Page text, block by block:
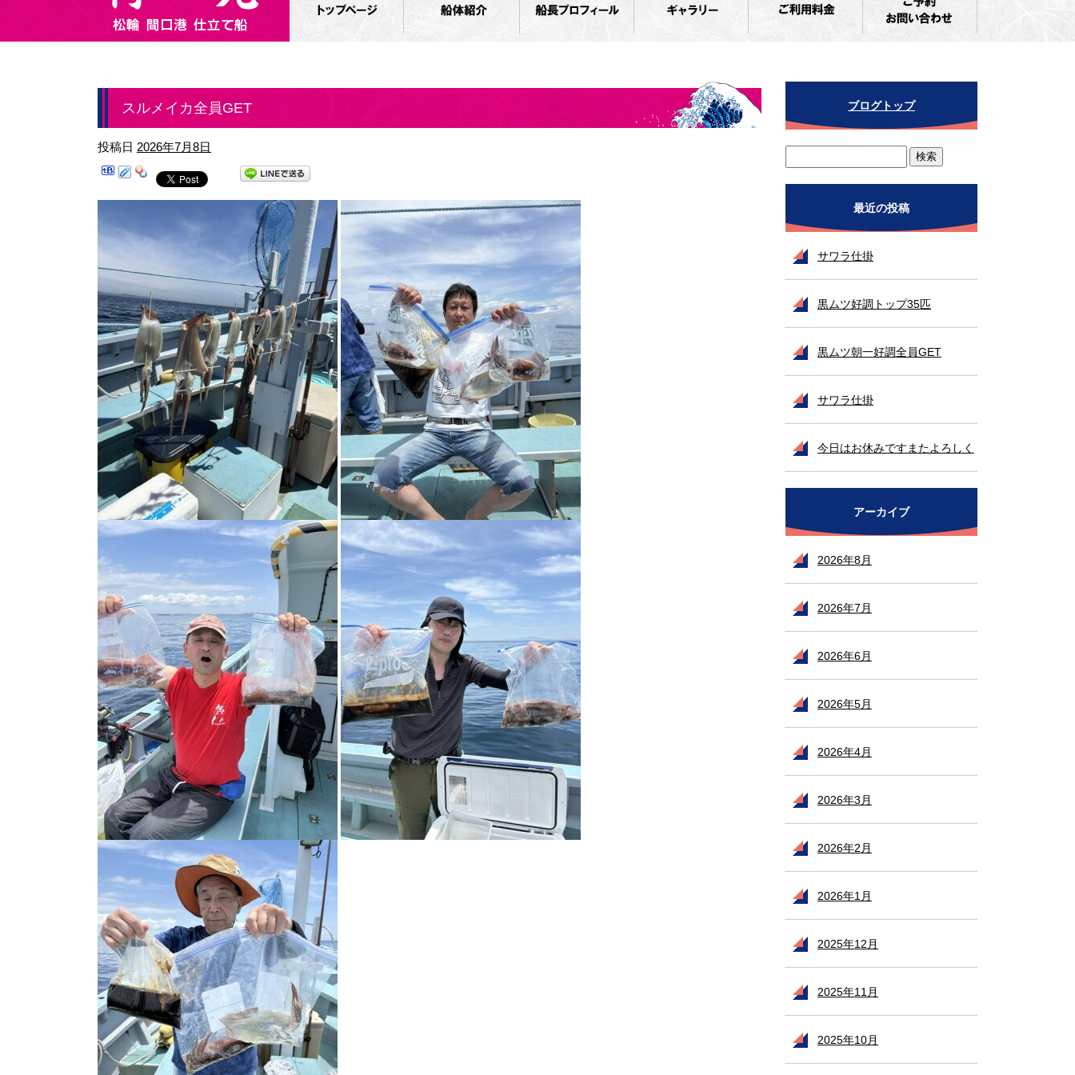
スルメイカ全員GET
投稿日 2026年7月8日
ブログトップ
最近の投稿
サワラ仕掛
黒ムツ好調トップ35匹
黒ムツ朝一好調全員GET
サワラ仕掛
今日はお休みですまたよろしく
アーカイブ
2026年8月
2026年7月
2026年6月
2026年5月
2026年4月
2026年3月
2026年2月
2026年1月
2025年12月
2025年11月
2025年10月